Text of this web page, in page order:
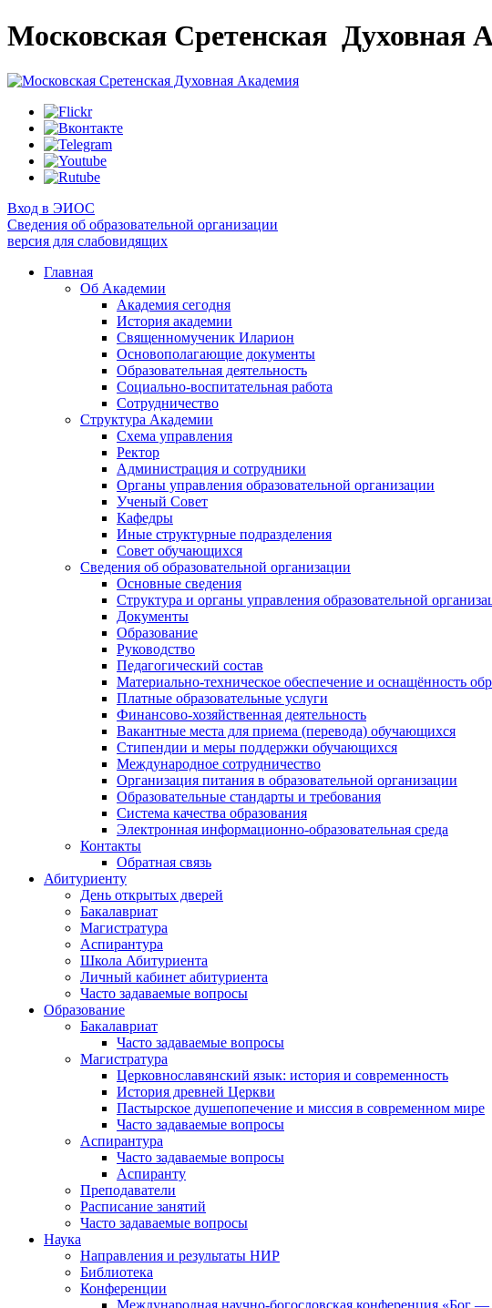
Московская Сретенская Духовная
Вход в ЭИОС
Сведения об образовательной организации
версия для слабовидящих
Главная
Об Академии
Академия сегодня
История академии
Священномученик Иларион
Основополагающие документы
Образовательная деятельность
Социально-воспитательная работа
Сотрудничество
Структура Академии
Схема управления
Ректор
Администрация и сотрудники
Органы управления образовательной организации
Ученый Совет
Кафедры
Иные структурные подразделения
Совет обучающихся
Сведения об образовательной организации
Основные сведения
Структура и органы управления образовательной
Документы
Образование
Руководство
Педагогический состав
Материально-техническое обеспечение и оснащённость
Платные образовательные услуги
Финансово-хозяйственная деятельность
Вакантные места для приема (перевода) обучающихся
Стипендии и меры поддержки обучающихся
Международное сотрудничество
Организация питания в образовательной организации
Образовательные стандарты и требования
Система качества образования
Электронная информационно-образовательная среда
Контакты
Обратная связь
Абитуриенту
День открытых дверей
Бакалавриат
Магистратура
Аспирантура
Школа Абитуриента
Личный кабинет абитуриента
Часто задаваемые вопросы
Образование
Бакалавриат
Часто задаваемые вопросы
Магистратура
Церковнославянский язык: история и современность
История древней Церкви
Пастырское душепопечение и миссия в современном мире
Часто задаваемые вопросы
Аспирантура
Часто задаваемые вопросы
Аспиранту
Преподаватели
Расписание занятий
Часто задаваемые вопросы
Наука
Направления и результаты НИР
Библиотека
Конференции
Международная научно-богословская конференция «Бог